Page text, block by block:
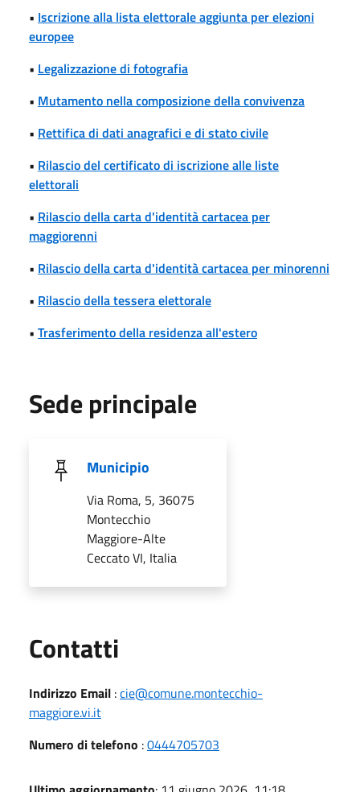
• Iscrizione alla lista elettorale aggiunta per elezioni
europee
• Legalizzazione di fotografia
• Mutamento nella composizione della convivenza
• Rettifica di dati anagrafici e di stato civile
• Rilascio del certificato di iscrizione alle liste
elettorali
• Rilascio della carta d'identità cartacea per
maggiorenni
• Rilascio della carta d'identità cartacea per minorenni
• Rilascio della tessera elettorale
• Trasferimento della residenza all'estero
Sede principale
Municipio
Via Roma, 5, 36075
Montecchio
Maggiore-Alte
Ceccato VI, Italia
Contatti
Indirizzo Email :cie@comune.montecchio-
maggiore.vi.it
Numero di telefono :0444705703